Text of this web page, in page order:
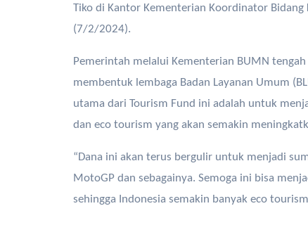
Tiko di Kantor Kementerian Koordinator Bidang
(7/2/2024).
Pemerintah melalui Kementerian BUMN
membentuk lembaga Badan Layanan Umum
utama dari Tourism Fund ini adalah untuk
dan eco tourism yang akan semakin
“Dana ini akan terus bergulir untuk menjadi
MotoGP dan sebagainya. Semoga ini bisa
sehingga Indonesia semakin banyak eco